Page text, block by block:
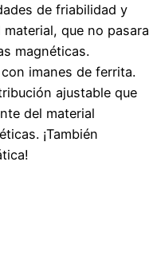
de friabilidad y
que no pasara
magnéticas.
imanes de ferrita.
ajustable que
del material
¡También